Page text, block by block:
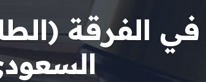
في الفرقة